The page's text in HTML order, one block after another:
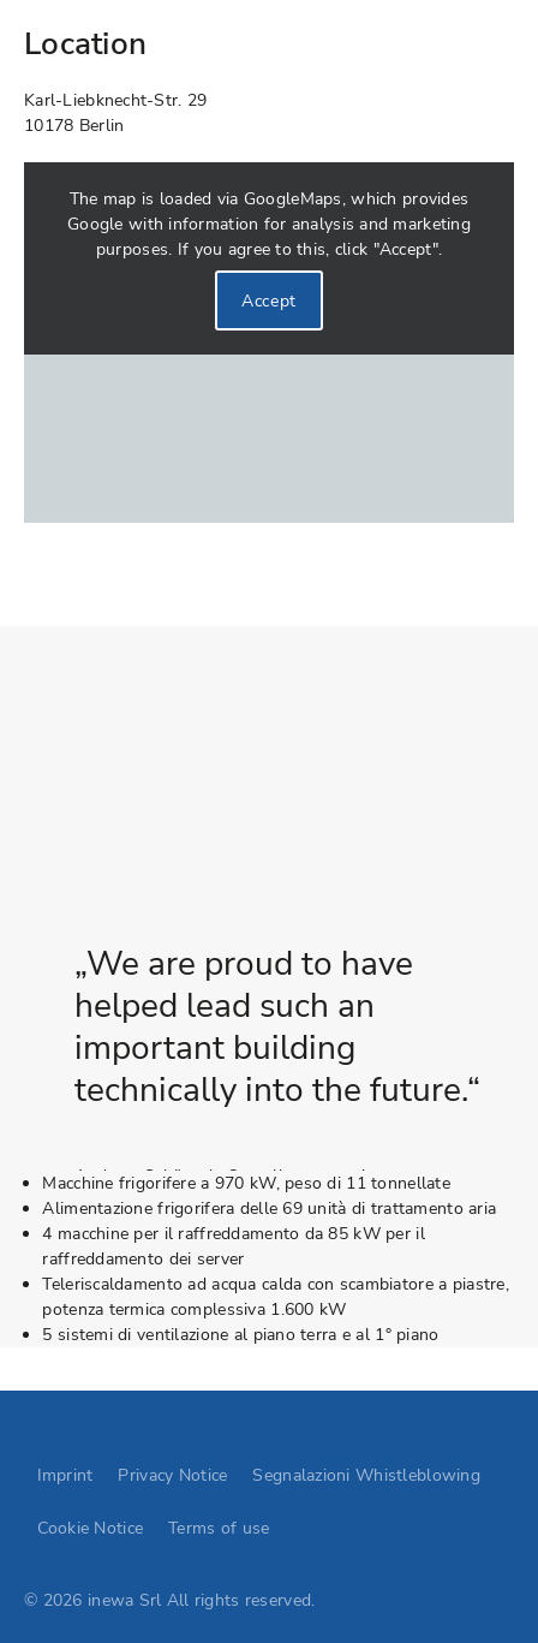
Location
Karl-Liebknecht-Str. 29
10178 Berlin
The map is loaded via GoogleMaps, which provides
Google with information for analysis and marketing
purposes. If you agree to this, click "Accept".
Accept
We are proud to have
helped lead such an
important building
technically into the future.
Andreas Schöneck, Overall construction m
En.plus GmbH
Macchine frigorifere a 970 kW, peso di 11 tonnellate
Alimentazione frigorifera delle 69 unità di trattamento aria
4 macchine per il raffreddamento da 85 kW per il
raffreddamento dei server
Teleriscaldamento ad acqua calda con scambiatore a piastre,
potenza termica complessiva 1.600 kW
5 sistemi di ventilazione al piano terra e al 1° piano
Imprint Privacy Notice Segnalazioni Whistleblowing
Cookie Notice Terms of use
© 2026 inewa Srl All rights reserved.